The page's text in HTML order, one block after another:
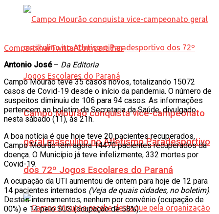
Campo Mourão conquista vice-campeonato
geral masculino no Atletismo Paradesportivo
dos 72º Jogos Escolares do Paraná
CompartilharTwittarCompartilhar
Antonio José– Da Editoria
Campo Mourão teve 35 casos novos, totalizando 15072
casos de Covid-19 desde o início da pandemia. O número de
suspeitos diminuiu de 106 para 94 casos. As informações
pertencem ao boletim da Secretaria da Saúde, divulgado
nesta sábado (11), às 21h.
A boa notícia é que hoje teve 20 pacientes recuperados,
Campo Mourão tem agora 14470 pacientes recuperados da
doença. O Município já teve infelizmente, 332 mortes por
Covid-19.
A ocupação da UTI aumentou de ontem para hoje de 12 para
14 pacientes internados (Veja de quais cidades, no boletim).
Destes internamentos, nenhum por convênio (ocupação de
00%) e 14 pelo SUS (ocupação de 58%).